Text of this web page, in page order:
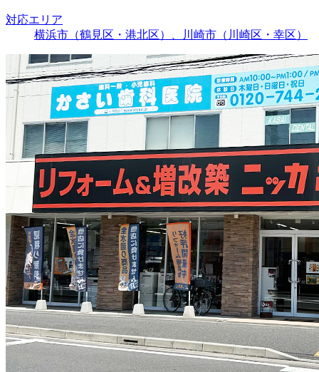
対応エリア
横浜市（鶴見区・港北区）、川崎市（川崎区・幸区）